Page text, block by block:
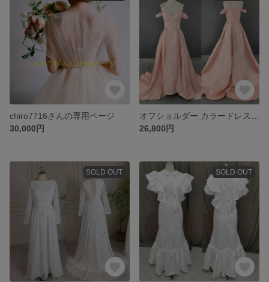
chiro7716さんの専用ページ
30,000円
26,800円
SOLD OUT SOLD OUT